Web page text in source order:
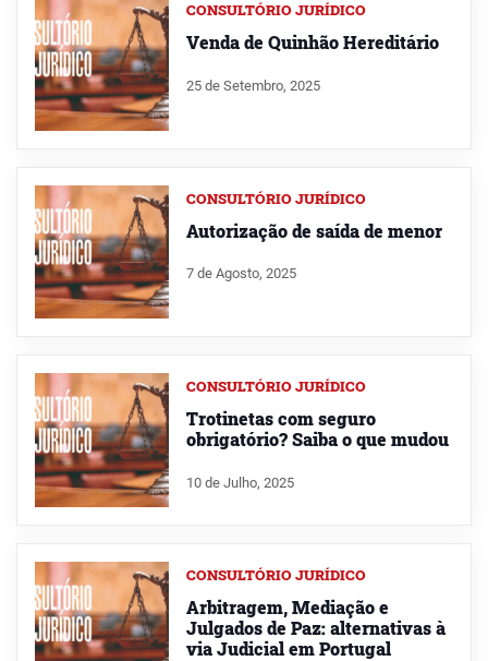
CONSULTÓRIO JURÍDICO
Venda de Quinhão Hereditário
25 de Setembro, 2025
CONSULTÓRIO JURÍDICO
Autorização de saída de menor
7 de Agosto, 2025
CONSULTÓRIO JURÍDICO
Trotinetas com seguro
obrigatório? Saiba o que mudou
10 de Julho, 2025
CONSULTÓRIO JURÍDICO
Arbitragem, Mediação e
Julgados de Paz: alternativas à
via Judicial em Portugal